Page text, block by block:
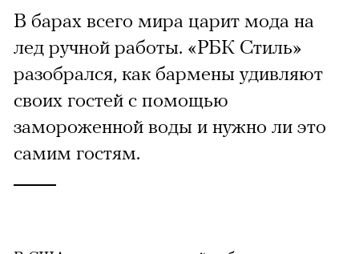
В барах всего мира царит мода на
лед ручной работы. «РБК Стиль»
разобрался, как бармены удивляют
своих гостей с помощью
замороженной воды и нужно ли это
самим гостям.